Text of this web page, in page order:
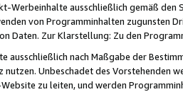
Werbeinhalte ausschließlich gemäß
von Programminhalten zugunsten
Daten. Zur Klarstellung: Zu den
ausschließlich nach Maßgabe der
nutzen. Unbeschadet des Vorstehenden
zu leiten, und werden